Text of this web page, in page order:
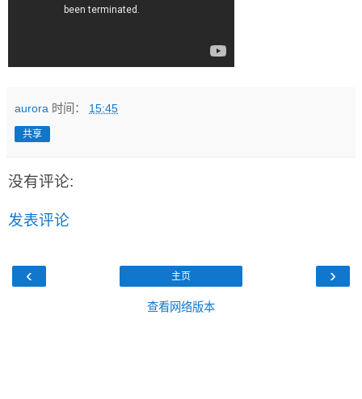
aurora 时间： 15:45
共享
没有评论:
发表评论
‹ ›
主页
查看网络版本